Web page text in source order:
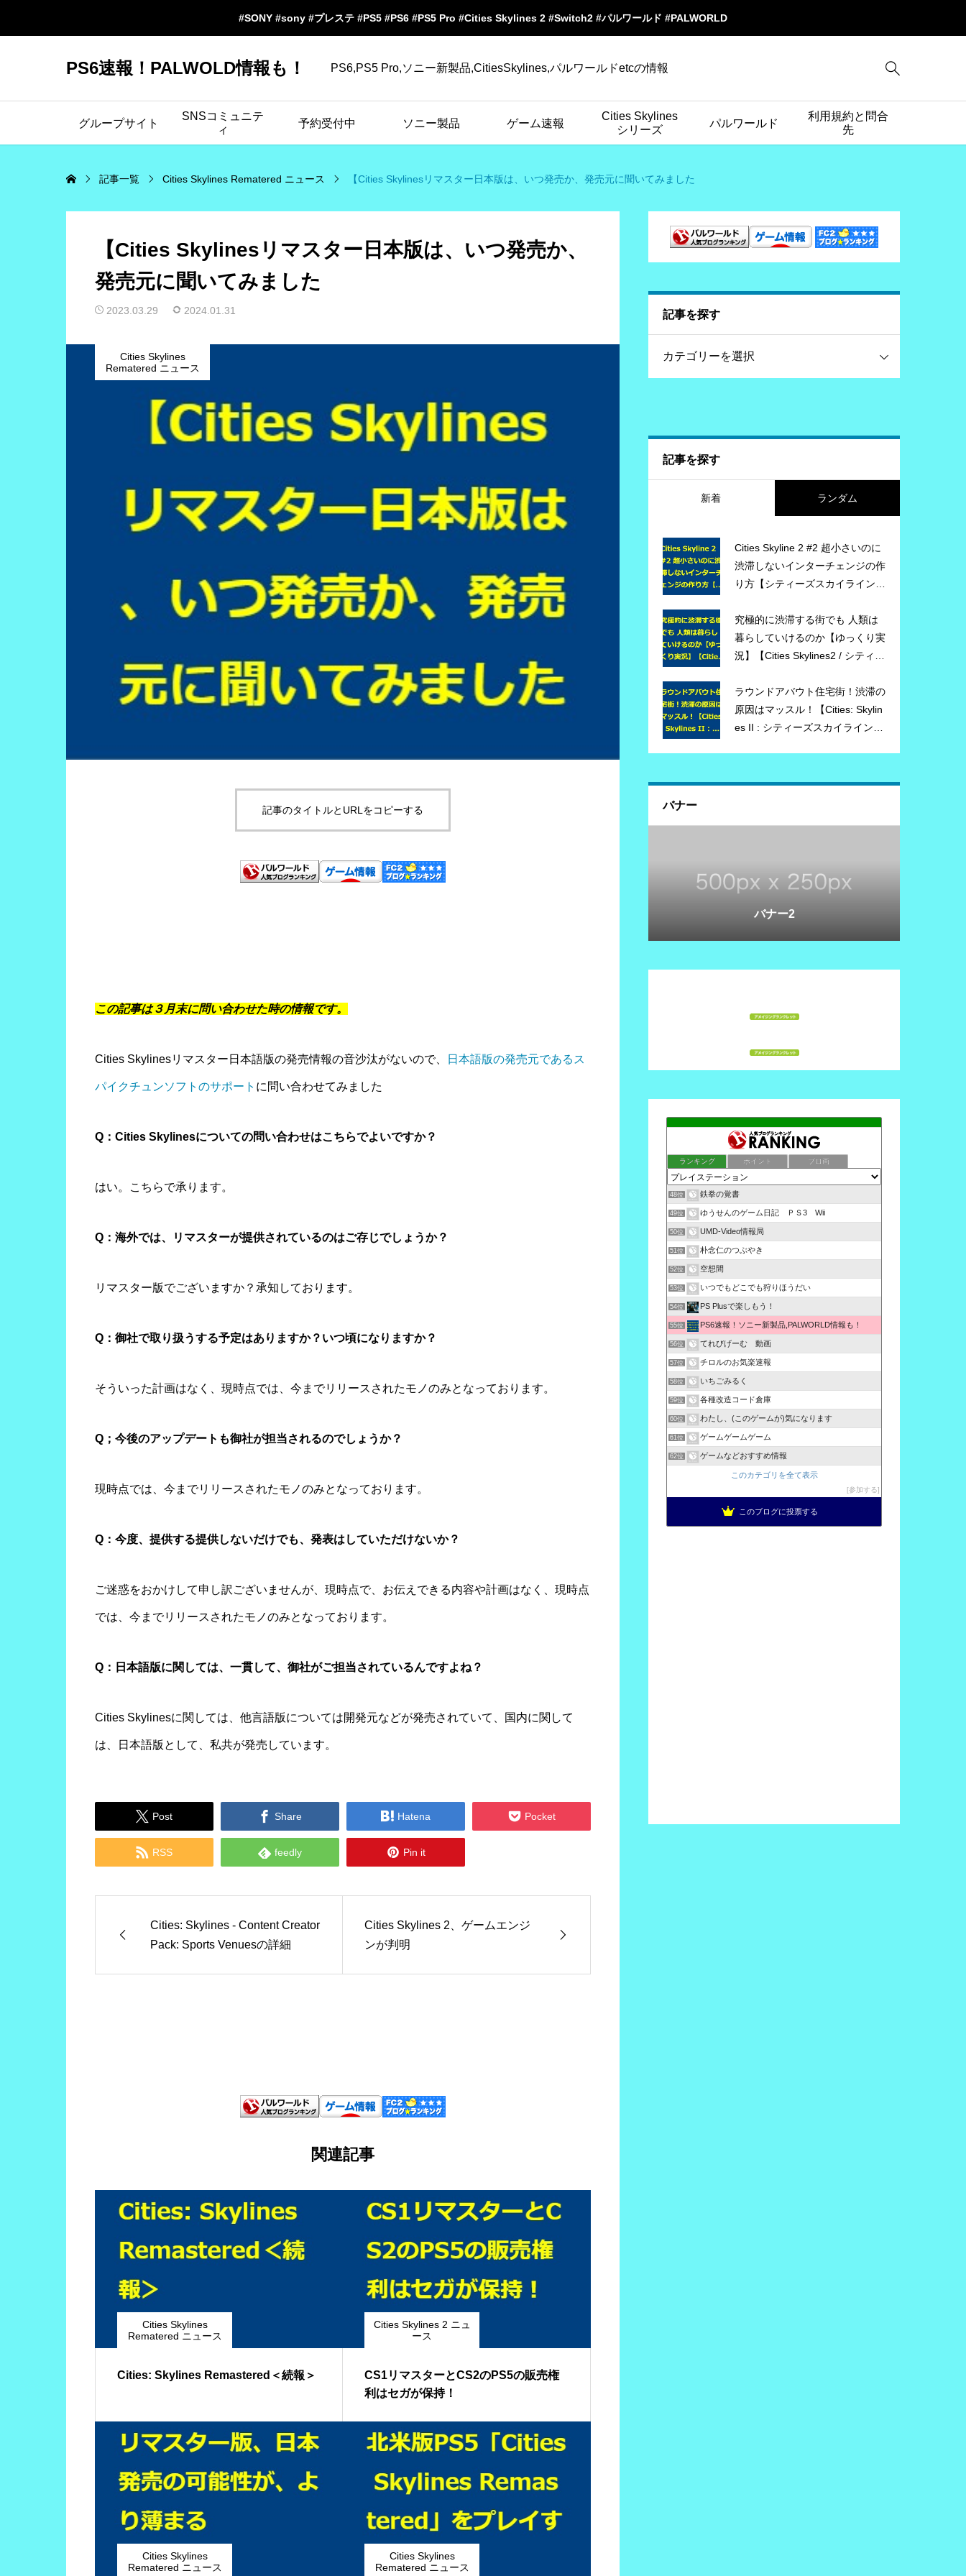
#SONY #sony #プレステ #PS5 #PS6 #PS5 Pro #Cities Skylines 2 #Switch2 #パルワールド #PALWORLD
PS6速報！PALWOLD情報も！ PS6,PS5 Pro,ソニー新製品,CitiesSkylines,パルワールドetcの情報 
グループサイト
SNSコミュニテ
ィ
予約受付中 ソニー製品 ゲーム速報
Cities Skylines
シリーズ
パルワールド
利用規約と問合
先
記事一覧 Cities Skylines Rematered ニュース 【Cities Skylinesリマスター日本版は、いつ発売か、発売元に聞いてみました
【Cities Skylinesリマスター日本版は、いつ発売か、
発売元に聞いてみました
2023.03.29 2024.01.31
Cities Skylines
Rematered ニュース
記事のタイトルとURLをコピーする
この記事は３月末に問い合わせた時の情報です。
Cities Skylinesリマスター日本語版の発売情報の音沙汰がないので、 日本語版の発売元であるス
パイクチュンソフトのサポート に問い合わせてみました
Q：Cities Skylinesについての問い合わせはこちらでよいですか？
はい。こちらで承ります。
Q：海外では、リマスターが提供されているのはご存じでしょうか？
リマスター版でございますか？承知しております。
Q：御社で取り扱うする予定はありますか？いつ頃になりますか？
そういった計画はなく、現時点では、今までリリースされたモノのみとなっております。
Q；今後のアップデートも御社が担当されるのでしょうか？
現時点では、今までリリースされたモノのみとなっております。
Q：今度、提供する提供しないだけでも、発表はしていただけないか？
ご迷惑をおかけして申し訳ございませんが、現時点で、お伝えできる内容や計画はなく、現時点
では、今までリリースされたモノのみとなっております。
Q：日本語版に関しては、一貫して、御社がご担当されているんですよね？
Cities Skylinesに関しては、他言語版については開発元などが発売されていて、国内に関して
は、日本語版として、私共が発売しています。
 Post  Share  Hatena  Pocket
 RSS  feedly  Pin it
Cities: Skylines - Content Creator
Pack: Sports Venuesの詳細
Cities Skylines 2、ゲームエンジ
ンが判明
関連記事
Cities Skylines
Rematered ニュース
Cities: Skylines Remastered＜続報＞
Cities Skylines 2 ニュ
ース
CS1リマスターとCS2のPS5の販売権
利はセガが保持！
Cities Skylines
Rematered ニュース
Cities Skylines
Rematered ニュース
記事を探す
記事を探す
新着 ランダム
Cities Skyline 2 #2 超小さいのに
渋滞しないインターチェンジの作
り方【シティーズスカイライン
#シティーズスカイライン2
究極的に渋滞する街でも 人類は
暮らしていけるのか【ゆっくり実
況】【Cities Skylines2 / シティー
ラウンドアバウト住宅街！渋滞の
原因はマッスル！【Cities: Skylin
es II : シティーズスカイライン
バナー
バナー3
バナー1
バナー2
バナー3
バナー1
ランキング ポイント ブロ画
48位 鉄拳の覚書
49位 ゆうせんのゲーム日記 ＰＳ3 Wii
50位 UMD-Video情報局
51位 朴念仁のつぶやき
52位 空想間
53位 いつでもどこでも狩りほうだい
54位 PS Plusで楽しもう！
55位 PS6速報！ソニー新製品,PALWORLD情報も！
56位 てれびげーむ 動画
57位 チロルのお気楽速報
58位 いちごみるく
59位 各種改造コード倉庫
60位 わたし、(このゲームが)気になります
61位 ゲームゲームゲーム
62位 ゲームなどおすすめ情報
このカテゴリを全て表示
参加する
このブログに投票する